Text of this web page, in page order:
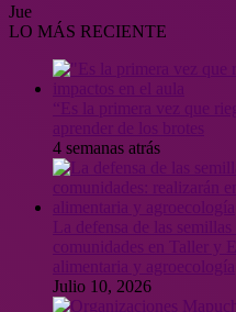
Jue
LO MÁS RECIENTE
4 semanas atrás
Julio 10, 2026